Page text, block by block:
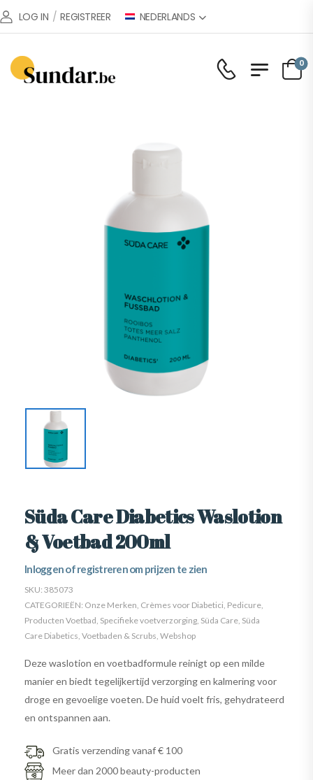
LOG IN / REGISTREER NEDERLANDS
0
Süda Care Diabetics Waslotion
& Voetbad 200ml
Inloggen of registreren om prijzen te zien
SKU: 385073
CATEGORIEËN: Onze Merken Crèmes voor Diabetici Pedicure
Producten Voetbad Specifieke voetverzorging Süda Care Süda
Care Diabetics Voetbaden & Scrubs Webshop
Deze waslotion en voetbadformule reinigt op een milde
manier en biedt tegelijkertijd verzorging en kalmering voor
droge en gevoelige voeten. De huid voelt fris, gehydrateerd
en ontspannen aan.
Gratis verzending vanaf € 100
Meer dan 2000 beauty-producten